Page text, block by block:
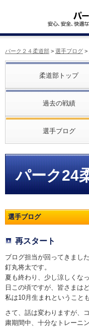
パーク２４柔道部 > 選手ブログ >
柔道部トップ
過去の戦績
選手ブログ
パーク24
選手ブログ
再スタート
ブログ担当が回ってきました
釘丸将太です。
夏も終わり、少し涼しくな
日この頃ですが、皆さまは
私は10月生まれということ
さて、話は変わりますが、
粛期間中、十分なトレーニ